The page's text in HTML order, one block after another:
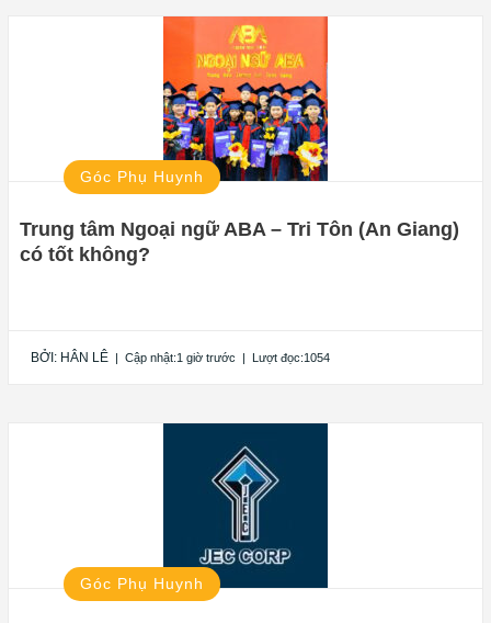
Góc Phụ Huynh
Trung tâm Ngoại ngữ ABA – Tri Tôn (An Giang)
có tốt không?
BỞI: HÂN LÊ | Cập nhật:1 giờ trước | Lượt đọc:1054
Góc Phụ Huynh